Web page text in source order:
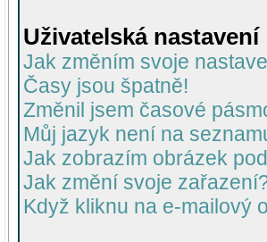
Uživatelská nastavení
Jak změním svoje
Časy jsou špatně!
Změnil jsem časové
Můj jazyk není na
Jak zobrazím obrázek
Jak změní svoje
Když kliknu na e-mailový